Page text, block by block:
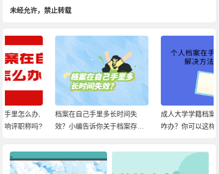
未经允许，禁止转载
档案在自己手里多长时间失
效？小编告诉你关于档案存放
成人大学学籍档案在自己手里
咋办？你可以这样激活！